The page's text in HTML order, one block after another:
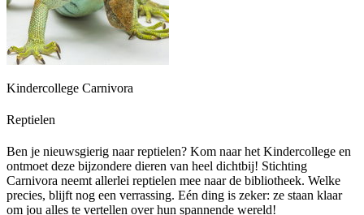
Kindercollege Carnivora
Reptielen
Ben je nieuwsgierig naar reptielen? Kom naar het Kindercollege en
ontmoet deze bijzondere dieren van heel dichtbij! Stichting
Carnivora neemt allerlei reptielen mee naar de bibliotheek. Welke
precies, blijft nog een verrassing. Eén ding is zeker: ze staan klaar
om jou alles te vertellen over hun spannende wereld!